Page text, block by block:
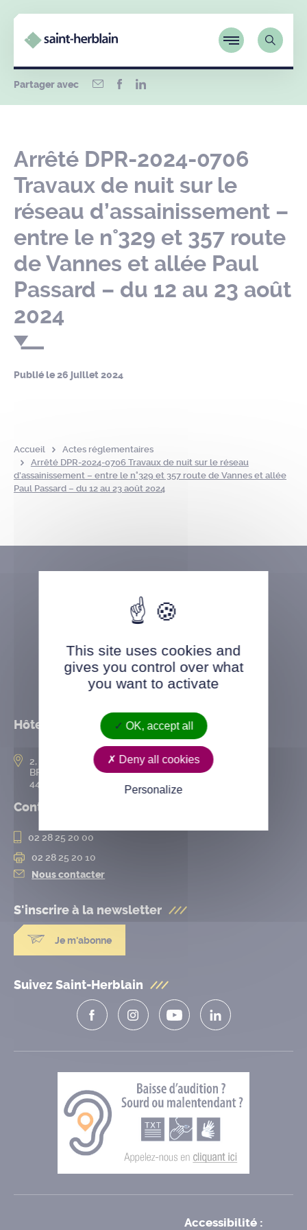
Partager avec
Arrêté DPR-2024-0706
Travaux de nuit sur le
réseau d’assainissement –
entre le n°329 et 357 route
de Vannes et allée Paul
Passard – du 12 au 23 août
2024
Publié le26 juillet 2024
Accueil
Actes réglementaires
Arrêté DPR-2024-0706 Travaux de nuit sur le réseau
d’assainissement – entre le n°329 et 357 route de Vannes et allée
Paul Passard – du 12 au 23 août 2024
Hôtel de ville
2, rue de l’Hôtel-de-Ville
BP 50167
44802 Saint-Herblain cedex
Contact
02 28 25 20 00
02 28 25 20 10
Nous contacter
S'inscrire à la newsletter
Je m'abonne
Suivez Saint-Herblain
Accessibilité :
This site uses cookies and
gives you control over what
you want to activate
OK, accept all
Deny all cookies
Personalize